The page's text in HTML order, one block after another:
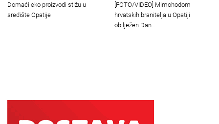
Domaći eko proizvodi stižu u
središte Opatije
[FOTO/VIDEO] Mimohodom
hrvatskih branitelja u Opatiji
obilježen Dan…